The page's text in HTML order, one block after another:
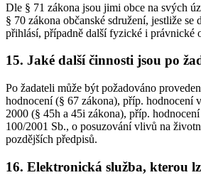
Dle § 71 zákona jsou jimi obce na svých
§ 70 zákona občanské sdružení, jestliže se
přihlásí, případně další fyzické i právnické
15. Jaké další činnosti jsou po
Po žadateli může být požadováno
hodnocení (§ 67 zákona), příp. hodnocení
2000 (§ 45h a 45i zákona), příp.
100/2001 Sb., o posuzování vlivů na
pozdějších předpisů.
16. Elektronická služba, kterou